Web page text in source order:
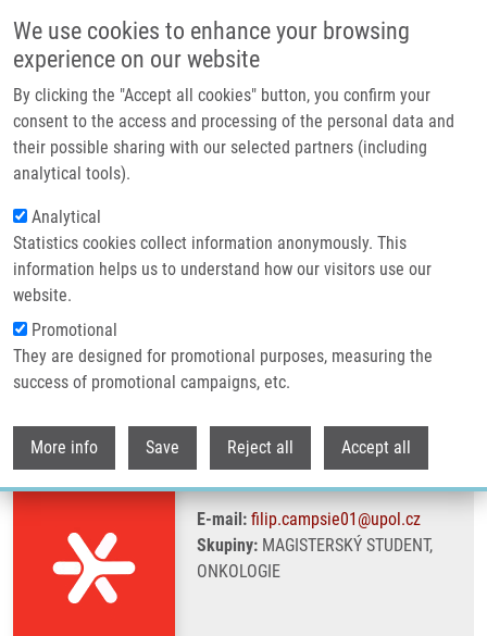
We use cookies to enhance your browsing
experience on our website
By clicking the "Accept all cookies" button, you confirm your
consent to the access and processing of the personal data and
their possible sharing with our selected partners (including
analytical tools).
Analytical
Statistics cookies collect information anonymously. This
information helps us to understand how our visitors use our
website.
Promotional
They are designed for promotional purposes, measuring the
success of promotional campaigns, etc.
More info Save Reject all Accept all
Header image
Drobečková navigace
Domů Campsie Filip
Campsie Filip
E-mail: filip.campsie01@upol.cz
Skupiny:MAGISTERSKÝ STUDENT,
ONKOLOGIE